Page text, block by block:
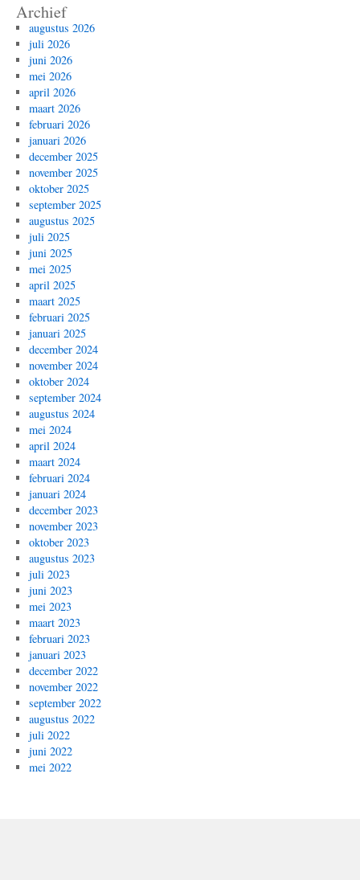
Archief
augustus 2026
juli 2026
juni 2026
mei 2026
april 2026
maart 2026
februari 2026
januari 2026
december 2025
november 2025
oktober 2025
september 2025
augustus 2025
juli 2025
juni 2025
mei 2025
april 2025
maart 2025
februari 2025
januari 2025
december 2024
november 2024
oktober 2024
september 2024
augustus 2024
mei 2024
april 2024
maart 2024
februari 2024
januari 2024
december 2023
november 2023
oktober 2023
augustus 2023
juli 2023
juni 2023
mei 2023
maart 2023
februari 2023
januari 2023
december 2022
november 2022
september 2022
augustus 2022
juli 2022
juni 2022
mei 2022